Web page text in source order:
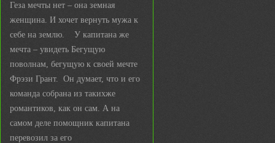
Геза мечты нет – она земная
женщина. И хочет вернуть мужа к
себе на землю. У капитана же
мечта – увидеть Бегущую
поволнам, бегущую к своей мечте
Фрэзи Грант. Он думает, что и его
команда собрана из такихже
романтиков, как он сам. А на
самом деле помощник капитана
перевозил за его